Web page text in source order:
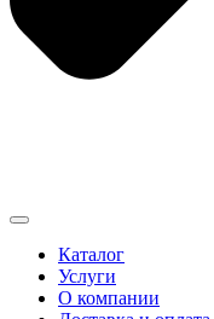
Каталог
Услуги
О компании